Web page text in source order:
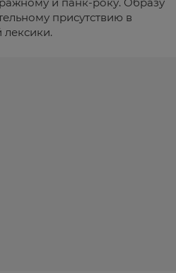
и панк-року. Образу
присутствию в
лексики.